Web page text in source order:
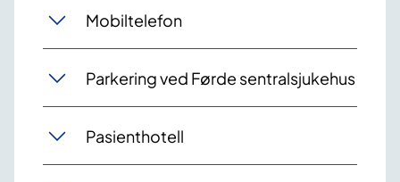
Mobiltelefon
Parkering ved Førde sentralsjukehus
Pasienthotell